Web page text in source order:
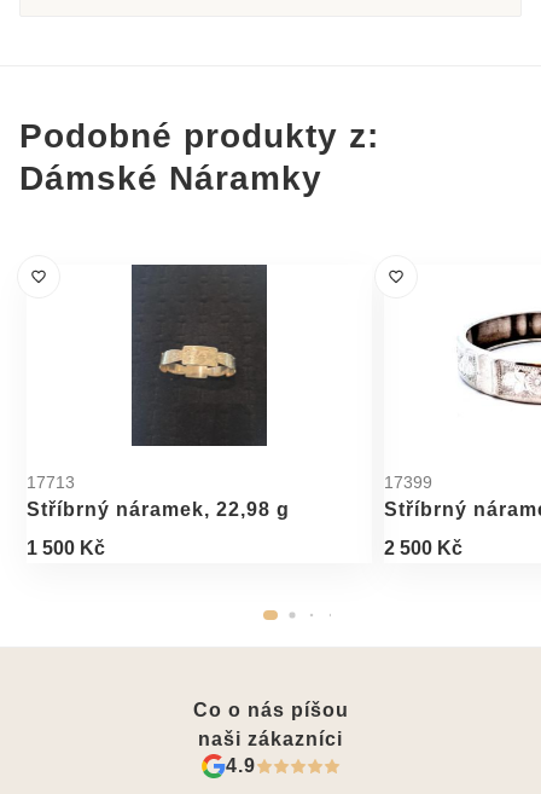
Podobné produkty z:
Dámské Náramky
17713
Stříbrný náramek, 22,98 g
1 500 Kč
17399
Stříbrný
2 500 Kč
Co o nás píšou
naši zákazníci
4.9